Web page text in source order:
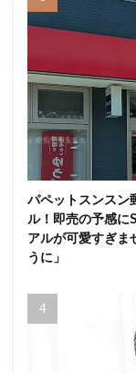
パペットスンスン
ル！即売の予感に
アルが可愛すぎま
うに」